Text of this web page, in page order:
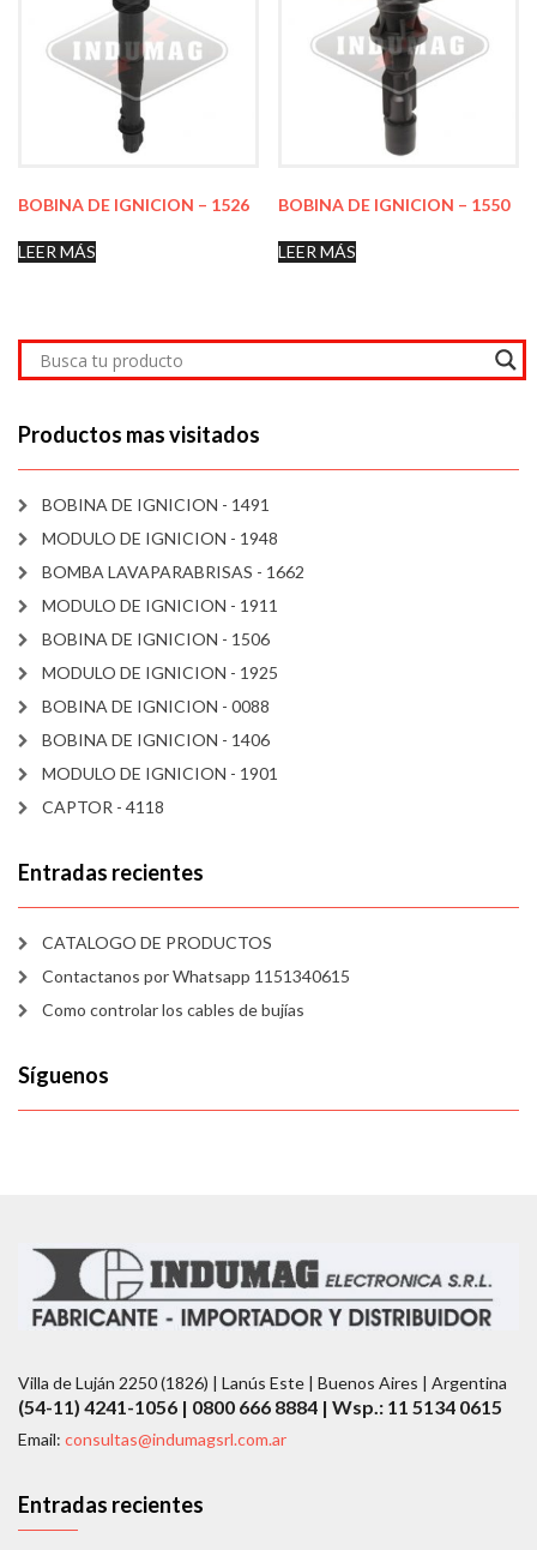
BOBINA DE IGNICION – 1526
LEER MÁS
BOBINA DE IGNICION – 1550
LEER MÁS
Productos mas visitados
BOBINA DE IGNICION - 1491
MODULO DE IGNICION - 1948
BOMBA LAVAPARABRISAS - 1662
MODULO DE IGNICION - 1911
BOBINA DE IGNICION - 1506
MODULO DE IGNICION - 1925
BOBINA DE IGNICION - 0088
BOBINA DE IGNICION - 1406
MODULO DE IGNICION - 1901
CAPTOR - 4118
Entradas recientes
CATALOGO DE PRODUCTOS
Contactanos por Whatsapp 1151340615
Como controlar los cables de bujías
Síguenos
Villa de Luján 2250 (1826) | Lanús Este | Buenos Aires | Argentina
(54-11) 4241-1056 | 0800 666 8884 | Wsp.: 11 5134 0615
Email: consultas@indumagsrl.com.ar
Entradas recientes